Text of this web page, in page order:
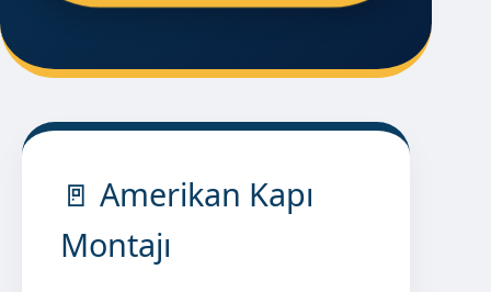
🚪 Amerikan Kapı
Montajı